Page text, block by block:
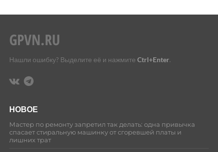
Нашли ошибку? Выделите её и нажмите Ctrl+Enter.
НОВОЕ
Мастер по ремонту запретил так делать: одна привычка
спасает стиральную машинку от сгоревшей платы и
лишних трат